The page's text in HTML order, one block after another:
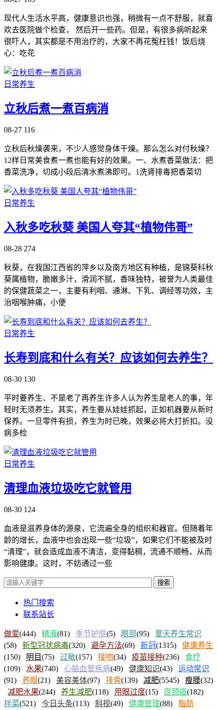
现代人生活水平高，健康意识也强，稍微有一点不舒服，就喜
欢去医院做个检查， 然后开一些药。但是，有很多病听起来
很吓人，其实都是不用治疗的，大家不再花冤枉钱！饭后烧
心：吃花
日常养生
立秋后煮一煮百病消
08-27 116
立秋后秋燥袭来，不少人感觉身体干燥。那么怎么对付秋燥？
12样日常美食煮一煮也能有好的效果。一、水煮香菜做法：把
香菜洗净，切成小段后清水煮沸即可。1洗肾排毒把香菜切
日常养生
入秋多吃秋葵 美国人夸其“植物伟哥”
08-28 274
秋葵，在我国江西省的萍乡以及南方地区有种植，是锦葵科秋
葵属植物，脆嫩多汁，滑润不腻，香味独特，被誉为人类最佳
的保健蔬菜之一，主要有利咽、通淋、下乳、调经等功效，主
治咽喉肿痛，小便
日常养生
长寿到底和什么有关？应该如何去养生？
08-30 130
平时要养生、不是老了再养生许多人认为养生是老人的事，年
轻时无须养生。其实，养生要从娃娃抓起，正如机器要从新时
保养。一旦零件有损，养生为时已晚，效果必将大打折扣。没
病多检
日常养生
清理血液垃圾吃它就管用
08-30 124
血液是滋养身体的源泉，它流遍全身的组织和器官。但随着年
龄的增长，血液中也会出现一些“垃圾”，如果它们不能被及时
“清理”，就会造成血液不清洁，变得黏稠，流通不顺畅，从而
影响健康。这时，不妨通过一些
搜索
热门搜索
联系站长
做爱(444) 精液(81) 季节护肤(5) 眼部(95) 夏天养生常识
(58) 新型冠状病毒(320) 避孕方法(69) 新冠(1315) 健康养生
(150) 明目(75) 过敏(157) 接吻(34) 疫苗接种(236) 食疗
(109) 水果(740) 心脑血管疾病(49) 健康知识(43) 运动常识
(91) 养眼(21) 美容美体(97) 排骨(139) 减肥(5545) 瘦腰(32)
减肥水果(244) 养生减肥(118) 用眼过度(15) 宫颈癌(182)
拌菜(521) 今日头条(113) 斜视(49) 健康管理(88) 脂肪